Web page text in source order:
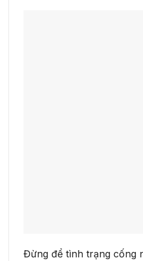
Đừng để tình trạng cống